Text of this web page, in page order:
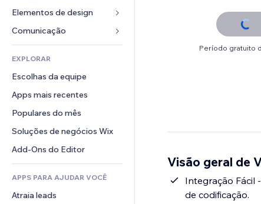
Listas do site
Email
Botões de venda
Contabilidade
Cupons e fidelidade
Soluções de armazenamento
Eventos
Restaurantes
Imobiliária
Meus agendamentos
Galeria
Músicas
Podcasts
Fotografia
Vídeo
PDF
Compartilhamento de arquivos
Notícias
Elementos de design
Mapas e navegação
Privacidade e segurança
Relógio
Templates de página
Efeitos de imagem
Botões e menus
Banners e selos
Calculadoras
Busca
Previsão do tempo
Tabelas e gráficos
Formulários
Enquetes
Chat
Comentários
Telefone
Comunidade
Avaliações e depoimentos
CRM
EXPLORAR
Escolhas da equipe
Apps mais recentes
Populares do mês
Soluções de negócios Wix
Add-Ons do Editor
APPS PARA AJUDAR VOCÊ
Atraia leads
Período gratuito
Visão geral de
Integração Fácil
de codificação.